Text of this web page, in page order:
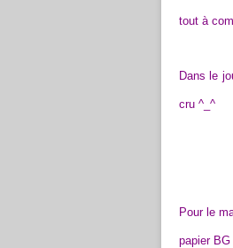
tout à
Dans le
cru ^_^
Pour le
papier